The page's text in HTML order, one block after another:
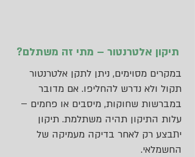
תיקון אלטרנטור – מתי זה משתלם?
במקרים מסוימים, ניתן לתקן אלטרנטור
תקול ולא נדרש להחליפו. אם מדובר
במברשות שחוקות, מיסבים או פחמים –
עלות התיקון תהיה משתלמת. תיקון
יתבצע רק לאחר בדיקה מעמיקה של
החשמלאי.